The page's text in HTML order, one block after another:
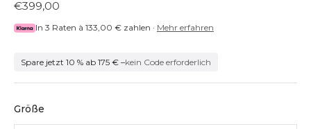
€399,00
In 3 Raten à 133,00 €zahlen · Mehr erfahren
Spare jetzt 10 % ab 175 € –kein Code erforderlich
Größe